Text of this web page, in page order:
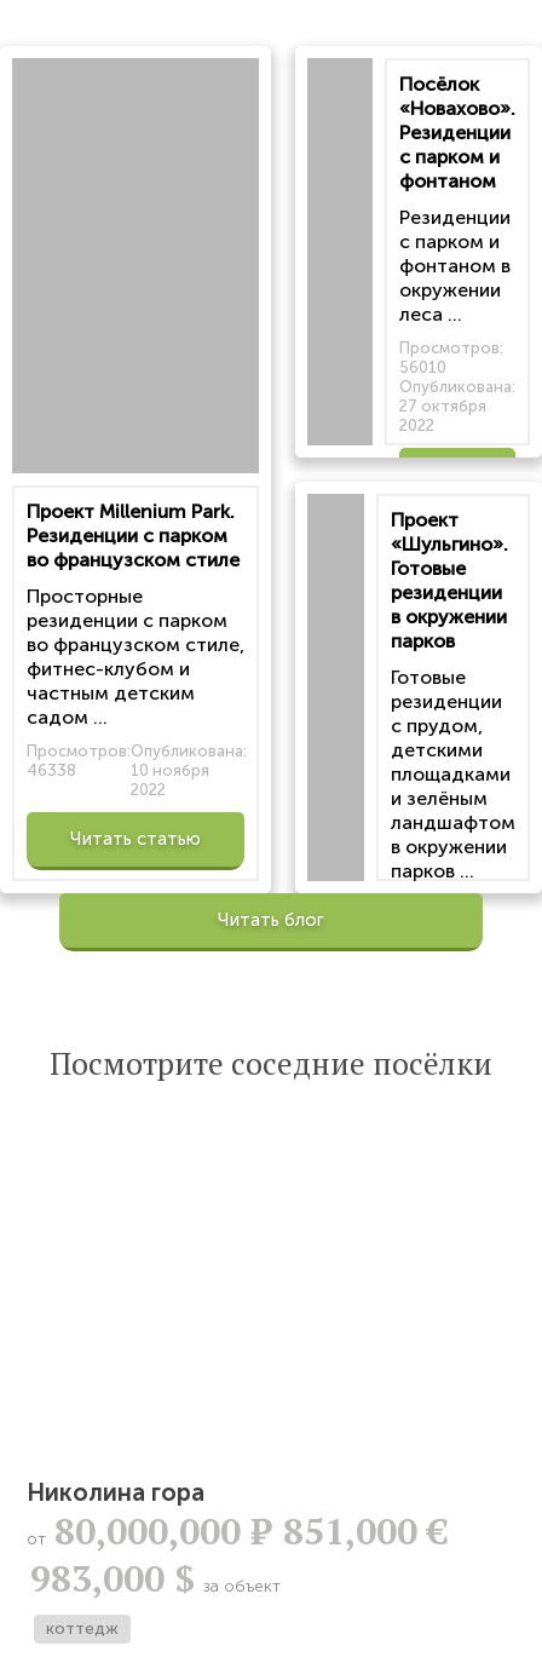
Проект Millenium Park.
Резиденции с парком
во французском стиле
Просторные
резиденции с парком
во французском стиле,
фитнес-клубом и
частным детским
садом ...
Просмотров:
46338
Опубликована:
10 ноября
2022
Читать статью
Посёлок
«Новахово».
Резиденции
с парком и
фонтаном
Резиденции
с парком и
фонтаном в
окружении
леса ...
Просмотров:
56010
Опубликована:
27 октября
2022
статью
Проект
«Шульгино».
Готовые
резиденции
в окружении
парков
Готовые
резиденции
с прудом,
детскими
площадками
и зелёным
ландшафтом
в окружении
парков ...
Просмотров:
Опубликована:
статью
Читать блог
Посмотрите соседние посёлки
Николина гора
от 80,000,000Р 851,000 €
983,000 $ за объект
коттедж